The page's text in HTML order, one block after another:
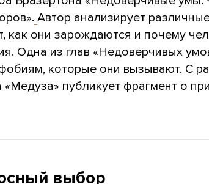
Автор анализирует
как они зарождаются и почему
Одна из глав «Недоверчивых
которые они вызывают. С
«Медуза» публикует фрагмент о
выбор